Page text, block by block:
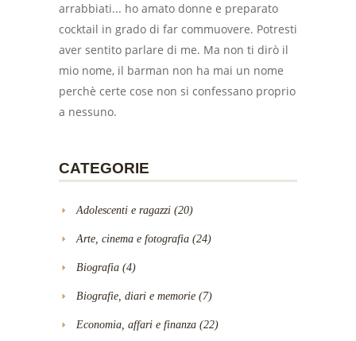
arrabbiati... ho amato donne e preparato
cocktail in grado di far commuovere. Potresti
aver sentito parlare di me. Ma non ti dirò il
mio nome, il barman non ha mai un nome
perchè certe cose non si confessano proprio
a nessuno.
CATEGORIE
Adolescenti e ragazzi (20)
Arte, cinema e fotografia (24)
Biografia (4)
Biografie, diari e memorie (7)
Economia, affari e finanza (22)